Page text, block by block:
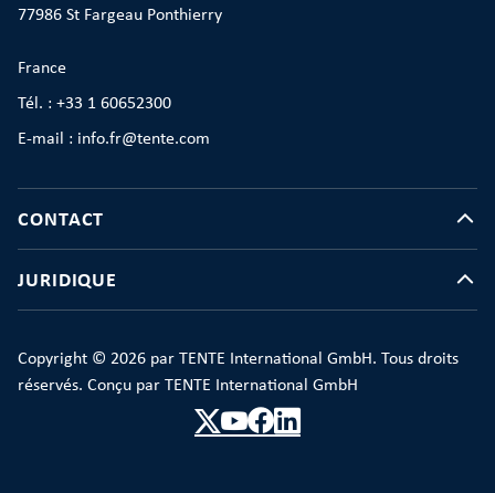
77986 St Fargeau Ponthierry
France
Tél. : +33 1 60652300
E-mail : info.fr@tente.com
CONTACT
JURIDIQUE
Copyright © 2026 par TENTE International GmbH. Tous droits
réservés. Conçu par TENTE International GmbH